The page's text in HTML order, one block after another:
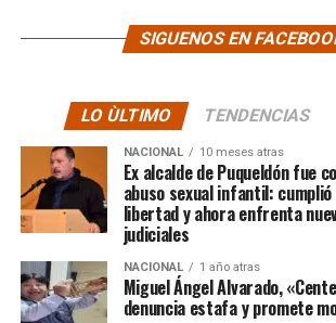
SIGUENOS EN
LO ÙLTIMO TENDENCIAS
NACIONAL 10 meses atras
Ex alcalde de Puqueldón fue
abuso sexual infantil: cumplió
libertad y ahora enfrenta
judiciales
NACIONAL 1 año atras
Miguel Ángel Alvarado,
denuncia estafa y promete